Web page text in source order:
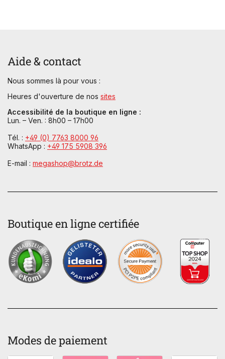
Aide & contact
Nous sommes là pour vous :
Heures d'ouverture de nos sites
Accessibilité de la boutique en ligne :
Lun. – Ven. : 8h00 – 17h00
Tél. : +49 (0) 7763 8000 96
WhatsApp : +49 175 5908 396
E-mail : megashop@brotz.de
Boutique en ligne certifiée
Modes de paiement